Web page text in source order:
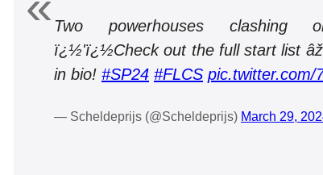
Two powerhouses clashing
ï¿½'ï¿½Check out the full start list
in bio! #SP24 #FLCS pic.twitter.com/
— Scheldeprijs (@Scheldeprijs) March 29,